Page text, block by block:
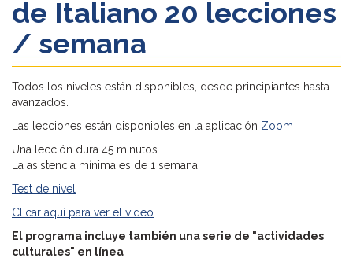
de Italiano 20 lecciones
/ semana
Todos los niveles están disponibles, desde principiantes hasta
avanzados.
Las lecciones están disponibles en la aplicación Zoom
Una lección dura 45 minutos.
La asistencia mínima es de 1 semana.
Test de nivel
Clicar aquí para ver el video
El programa incluye también una serie de "actividades
culturales" en línea